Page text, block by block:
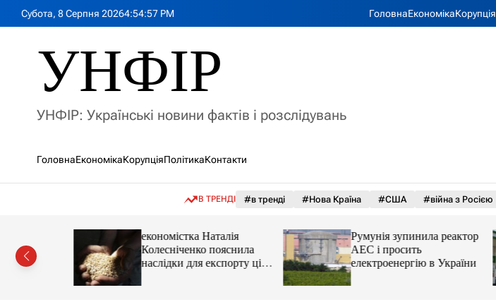
Субота, 8 Серпня 20264:54:59 PM ГоловнаЕкономікаКорупція
УНФІР
УНФІР: Українські новини фактів і розслідувань
ГоловнаЕкономікаКорупціяПолітикаКонтакти
В ТРЕНДІ #в тренді #Нова Країна #США #війна з Росією
економістка Наталія
Колесніченко пояснила
наслідки для експорту цін і
курсу
Румунія зупинила реактор
АЕС і просить
електроенергію в України